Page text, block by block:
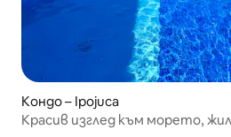
Кондо – Ipojuca
Красив изглед към морето,